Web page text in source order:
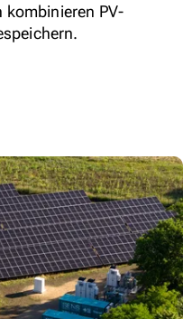
kombinieren PV-